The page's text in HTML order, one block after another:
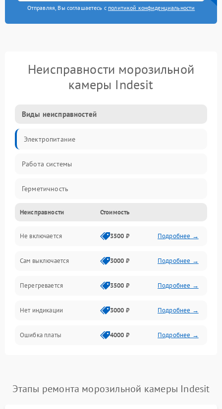
Отправляя, Вы соглашаетесь с политикой конфиденциальности
Неисправности морозильной
камеры Indesit
Виды неисправностей
Электропитание
Работа системы
Герметичность
Механика
Неисправности Стоимость
Не включается 3500 ₽ Подробнее →
Сам выключается 3000 ₽ Подробнее →
Перегревается 3500 ₽ Подробнее →
Нет индикации 3000 ₽ Подробнее →
Ошибка платы 4000 ₽ Подробнее →
Этапы ремонта морозильной камеры Indesit